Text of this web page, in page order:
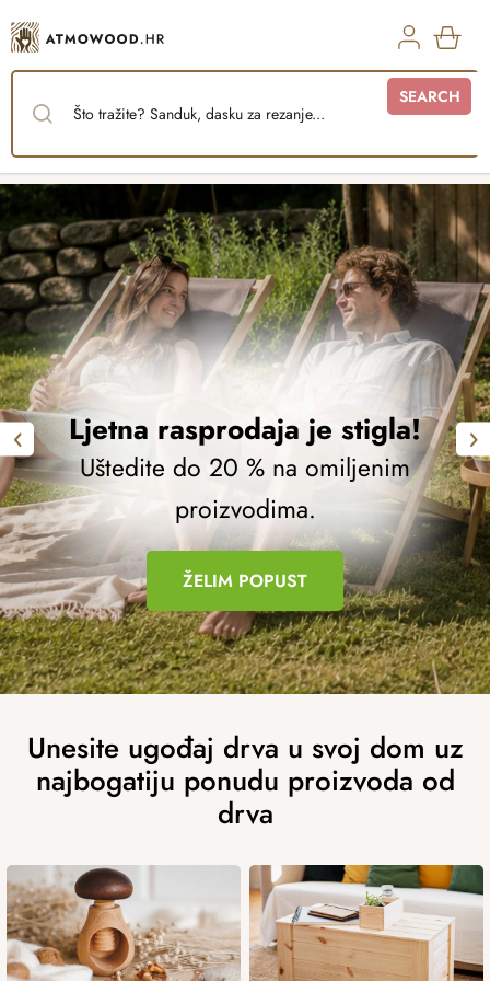
to
content
SEARCH
U
n
e
s
i
t
e
u
g
o
đ
a
j
d
r
v
a
u
m
u
z
n
Ljetna rasprodaja je stigla!
Uštedite do 20 % na omiljenim
proizvodima.
ŽELIM POPUST
Previous
Unesite ugođaj drva u svoj dom uz
najbogatiju ponudu proizvoda od
drva